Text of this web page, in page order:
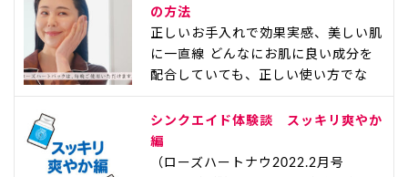
の方法
正しいお手入れで効果実感、美しい肌
に一直線 どんなにお肌に良い成分を
配合していても、正しい使い方でな
シンクエイド体験談 スッキリ爽やか
編
（ローズハートナウ2022.2月号